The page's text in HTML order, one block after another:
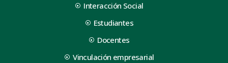
Interacción Social
Estudiantes
Docentes
Vinculación empresarial